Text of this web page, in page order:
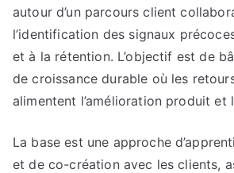
autour d’un parcours client
l’identification des signaux
et à la rétention. L’objectif est de
de croissance durable où les
alimentent l’amélioration produit et
La base est une approche
et de co-création avec les clients,